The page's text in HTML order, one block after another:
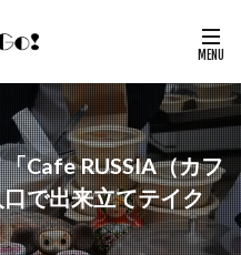
Cafe RUSSIA（カフ
で出来立てテイク